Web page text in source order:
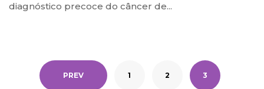
diagnóstico precoce do câncer de...
PREV 1 2 3